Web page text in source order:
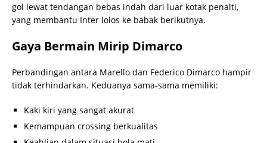
gol lewat tendangan bebas indah dari luar kotak penalti,
yang membantu Inter lolos ke babak berikutnya.
Gaya Bermain Mirip Dimarco
Perbandingan antara Marello dan Federico Dimarco hampir
tidak terhindarkan. Keduanya sama-sama memiliki:
Kaki kiri yang sangat akurat
Kemampuan crossing berkualitas